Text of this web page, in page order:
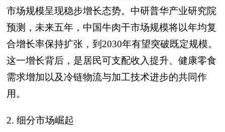
市场规模呈现稳步增长态势。中研普华产业研究院
预测，未来五年，中国牛肉干市场规模将以年均复
合增长率保持扩张，到2030年有望突破既定规模。
这一增长背后，是居民可支配收入提升、健康零食
需求增加以及冷链物流与加工技术进步的共同作
用。
2. 细分市场崛起